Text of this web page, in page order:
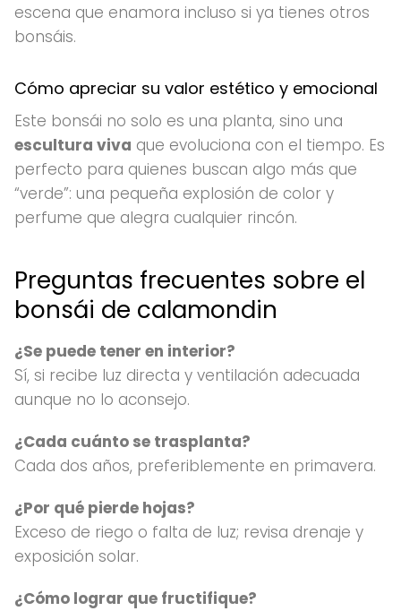
escena que enamora incluso si ya tienes otros
bonsáis.
Cómo apreciar su valor estético y emocional
Este bonsái no solo es una planta, sino una
escultura viva que evoluciona con el tiempo. Es
perfecto para quienes buscan algo más que
“verde”: una pequeña explosión de color y
perfume que alegra cualquier rincón.
Preguntas frecuentes sobre el
bonsái de calamondin
¿Se puede tener en interior?
Sí, si recibe luz directa y ventilación adecuada
aunque no lo aconsejo.
¿Cada cuánto se trasplanta?
Cada dos años, preferiblemente en primavera.
¿Por qué pierde hojas?
Exceso de riego o falta de luz; revisa drenaje y
exposición solar.
¿Cómo lograr que fructifique?